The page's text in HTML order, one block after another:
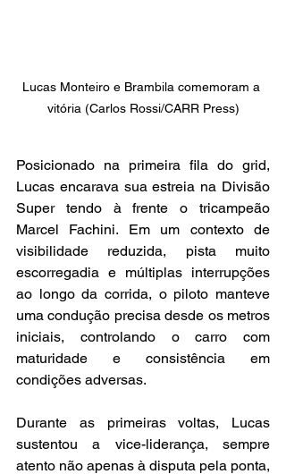
Lucas Monteiro e Brambila comemoram a
vitória (Carlos Rossi/CARR Press)
Posicionado na primeira fila do grid,
Lucas encarava sua estreia na Divisão
Super tendo à frente o tricampeão
Marcel Fachini. Em um contexto de
visibilidade reduzida, pista muito
escorregadia e múltiplas interrupções
ao longo da corrida, o piloto manteve
uma condução precisa desde os metros
iniciais, controlando o carro com
maturidade e consistência em
condições adversas.
Durante as primeiras voltas, Lucas
sustentou a vice-liderança, sempre
atento não apenas à disputa pela ponta,